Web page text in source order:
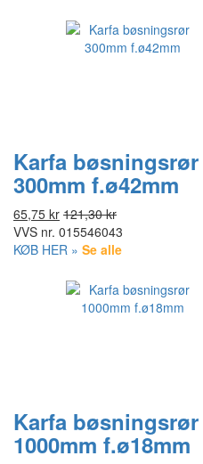
Karfa bøsningsrør
300mm f.ø42mm
65,75 kr 121,30 kr
VVS nr. 015546043
KØB HER » Se alle
Karfa bøsningsrør
1000mm f.ø18mm